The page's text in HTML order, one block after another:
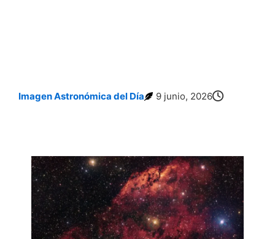
Imagen Astronómica del Día 9 junio, 2026